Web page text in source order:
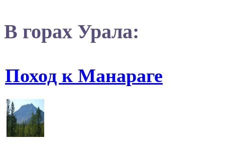
В горах Урала:
Поход к Манараге